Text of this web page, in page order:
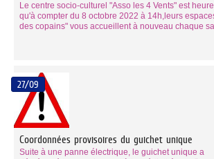
Le centre socio-culturel "Asso les 4 Vents" est
qu'à compter du 8 octobre 2022 à 14h,leurs
des copains" vous accueillent à nouveau chaque
27/09
Coordonnées provisoires du guichet unique
Suite à une panne électrique, le guichet unique a